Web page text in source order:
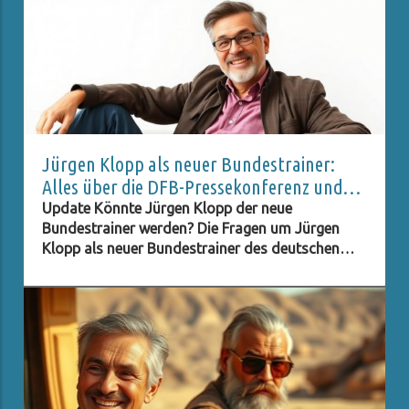
Jürgen Klopp als neuer Bundestrainer:
Alles über die DFB-Pressekonferenz und
Live-Stream
Update Könnte Jürgen Klopp der neue
Bundestrainer werden? Die Fragen um Jürgen
Klopp als neuer Bundestrainer des deutschen
Fans sind neugierig darauf, ob dieser Schritt
Realität wird. Klopp, bekannt für seinen
charismatischen Führungsstil und seine Erfolge
mit Liverpool, hat in der Fußballwelt einen
hervorragenden Ruf. Seine Fähigkeit, Teams zu
motivieren und innovative Strategien